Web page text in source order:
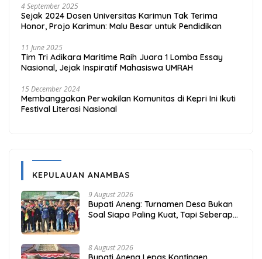
4 September 2025
Sejak 2024 Dosen Universitas Karimun Tak Terima
Honor, Projo Karimun: Malu Besar untuk Pendidikan
11 June 2025
Tim Tri Adikara Maritime Raih Juara 1 Lomba Essay
Nasional, Jejak Inspiratif Mahasiswa UMRAH
15 December 2024
Membanggakan Perwakilan Komunitas di Kepri Ini Ikuti
Festival Literasi Nasional
KEPULAUAN ANAMBAS
9 August 2026
Bupati Aneng: Turnamen Desa Bukan
Soal Siapa Paling Kuat, Tapi Seberapa
8 August 2026